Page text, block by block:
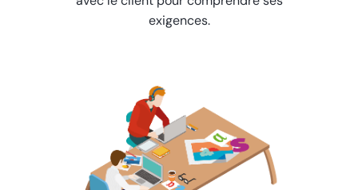
exigences.